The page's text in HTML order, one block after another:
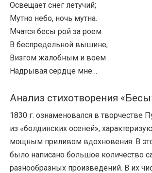
Освещает снег летучий;
Мутно небо, ночь мутна.
Мчатся бесы рой за роем
В беспредельной вышине,
Визгом жалобным и воем
Надрывая сердце мне…
Анализ стихотворения
1830 г. ознаменовался в творчестве
из «болдинских осеней»,
мощным приливом вдохновения. В
было написано большое количество
разнообразных произведений. В их